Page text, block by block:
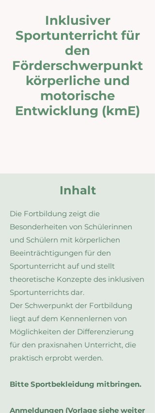
Inklusiver
Sportunterricht für
den
Förderschwerpunkt
körperliche und
motorische
Entwicklung (kmE)
Inhalt
Die Fortbildung zeigt die
Besonderheiten von Schülerinnen
und Schülern mit körperlichen
Beeinträchtigungen für den
Sportunterricht auf und stellt
theoretische Konzepte des inklusiven
Sportunterrichts dar.
Der Schwerpunkt der Fortbildung
liegt auf dem Kennenlernen von
Möglichkeiten der Differenzierung
für den praxisnahen Unterricht, die
praktisch erprobt werden.
Bitte Sportbekleidung mitbringen.
Anmeldungen (Vorlage siehe weiter